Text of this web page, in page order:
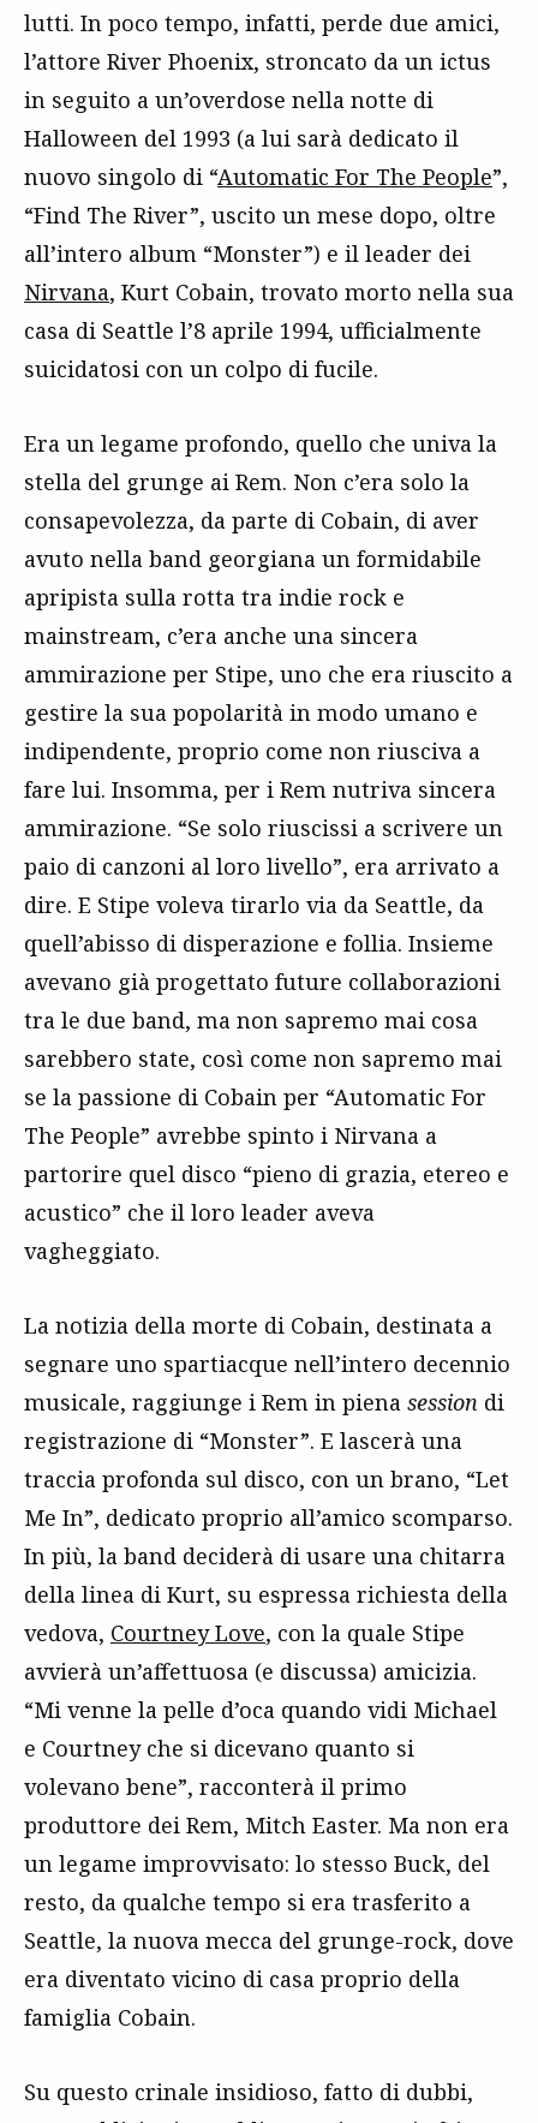
lutti. In poco tempo, infatti, perde due amici,
l’attore River Phoenix, stroncato da un ictus
in seguito a un’overdose nella notte di
Halloween del 1993 (a lui sarà dedicato il
nuovo singolo di “Automatic For The People”,
“Find The River”, uscito un mese dopo, oltre
all’intero album “Monster”) e il leader dei
Nirvana, Kurt Cobain, trovato morto nella sua
casa di Seattle l’8 aprile 1994, ufficialmente
suicidatosi con un colpo di fucile.
Era un legame profondo, quello che univa la
stella del grunge ai Rem. Non c’era solo la
consapevolezza, da parte di Cobain, di aver
avuto nella band georgiana un formidabile
apripista sulla rotta tra indie rock e
mainstream, c’era anche una sincera
ammirazione per Stipe, uno che era riuscito a
gestire la sua popolarità in modo umano e
indipendente, proprio come non riusciva a
fare lui. Insomma, per i Rem nutriva sincera
ammirazione. “Se solo riuscissi a scrivere un
paio di canzoni al loro livello”, era arrivato a
dire. E Stipe voleva tirarlo via da Seattle, da
quell’abisso di disperazione e follia. Insieme
avevano già progettato future collaborazioni
tra le due band, ma non sapremo mai cosa
sarebbero state, così come non sapremo mai
se la passione di Cobain per “Automatic For
The People” avrebbe spinto i Nirvana a
partorire quel disco “pieno di grazia, etereo e
acustico” che il loro leader aveva
vagheggiato.
La notizia della morte di Cobain, destinata a
segnare uno spartiacque nell’intero decennio
musicale, raggiunge i Rem in piena session di
registrazione di “Monster”. E lascerà una
traccia profonda sul disco, con un brano, “Let
Me In”, dedicato proprio all’amico scomparso.
In più, la band deciderà di usare una chitarra
della linea di Kurt, su espressa richiesta della
vedova, Courtney Love, con la quale Stipe
avvierà un’affettuosa (e discussa) amicizia.
“Mi venne la pelle d’oca quando vidi Michael
e Courtney che si dicevano quanto si
volevano bene”, racconterà il primo
produttore dei Rem, Mitch Easter. Ma non era
un legame improvvisato: lo stesso Buck, del
resto, da qualche tempo si era trasferito a
Seattle, la nuova mecca del grunge-rock, dove
era diventato vicino di casa proprio della
famiglia Cobain.
Su questo crinale insidioso, fatto di dubbi,